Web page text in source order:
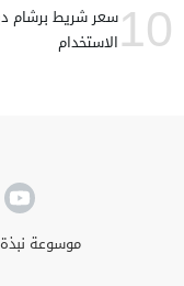
10 الاستخدام
موسوعة نبذة